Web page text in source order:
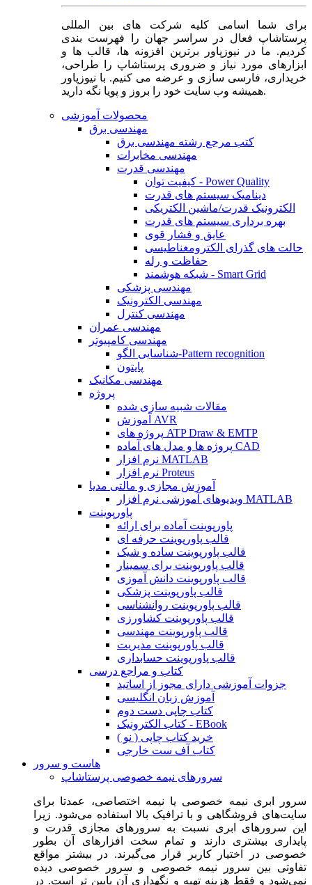
برای شما اسامی کلیه شرکت های بین المللی
پرستاشاپ فعال در سراسر جهان را فهرست بندی
کردیم. ما در نیوزپاور برترین افزونه ها، قالب ها و
ابزارهای مورد نیاز و ضروری پرستاشاپ را طراحی،
خریداری، فارسی سازی و عرضه می کنیم. با نیوزپاور
همیشه وب سایت خود را بروز و پویا نگه دارید.
محصولات آموزشی
مهندسی برق
کتب مرجع رشته مهندسی برق
مهندسی مخابرات
مهندسی قدرت
کیفیت توان - Power Quality
دینامیک سیستم های قدرت
الکترونیک قدرت/ماشین الکتریکی
بهره برداری سیستم های قدرت
عایق و فشار قوی
حالت های گذرای الکترومغناطیسی
حفاظت و رله
شبکه هوشمند - Smart Grid
مهندسی پزشکی
مهندسی الکترونیک
مهندسی کنترل
مهندسی عمران
مهندسی کامپیوتر
شناسایی الگو-Pattern recognition
پایتون
مهندسی مکانیک
پروژه
مقالات شبیه سازی شده
آموزش AVR
پروژه های ATP Draw & EMTP
پروژه ها و مدل های آماده CAD
نرم افزار MATLAB
نرم افزار Proteus
آموزش مجازی و مالتی مدیا
ویدیوهای آموزشی نرم افزار MATLAB
پاورپوینت
پاورپوینت آماده برای ارائه
قالب پاورپوینت حرفه ای
قالب پاورپوینت ساده و شیک
قالب پاورپوینت برای سمینار
قالب پاورپوینت دانش آموزی
قالب پاورپوینت پزشکی
قالب پاورپوینت روانشناسی
قالب پاورپوینت کشاورزی
قالب پاورپوینت مهندسی
قالب پاورپوینت مدیریت
قالب پاورپوینت حسابداری
کتاب و مراجع درسی
جزوات آموزشی دارای مجوز از اساتید
آموزش زبان انگلیسی
کتاب چاپی دست دوم
کتاب الکترونیک - EBook
خرید کتاب چاپی ( نو )
کتاب آف ست خارجی
هاست و سرور
سرورهای نیمه خصوصی پرستاشاپ
سرور ابری نیمه خصوصی یا نیمه اختصاصی، عمدتا برای
سایت‌های فروشگاهی و با ترافیک بالا استفاده می‌شود. زیرا
این سرورهای ابری نسبت به سرورهای مجازی قدرت و
پایداری بیشتری دارند و تمام سخت افزارهای آن بطور
خصوصی در اختیار کاربر قرار می‌گیرند. در بیشتر مواقع
تفاوتی بین سرور نیمه خصوصی و سرور خصوصی دیده
نمی‌شود و فقط هزینه تهیه و نگهداری آن پایین تر است. در